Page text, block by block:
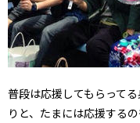
普段は応援してもらって
りと、たまには応援する